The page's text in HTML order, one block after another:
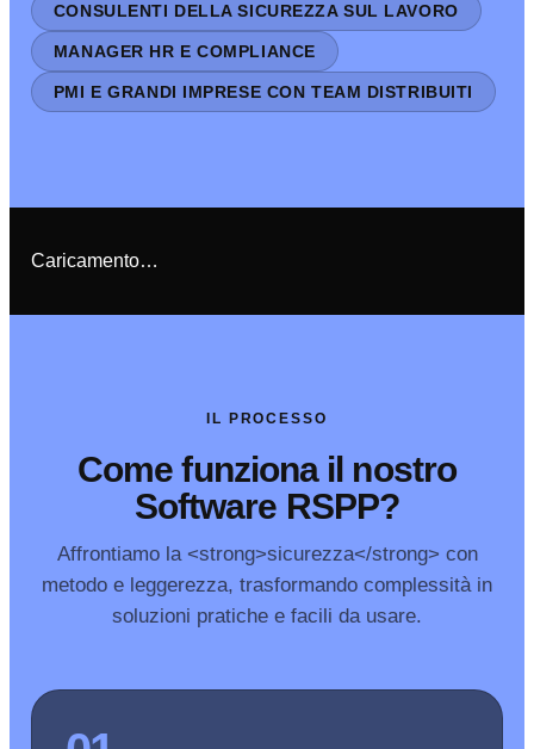
CONSULENTI DELLA SICUREZZA SUL LAVORO
MANAGER HR E COMPLIANCE
PMI E GRANDI IMPRESE CON TEAM DISTRIBUITI
Caricamento…
IL PROCESSO
Come funziona il nostro
Software RSPP?
Affrontiamo la <strong>sicurezza</strong> con
metodo e leggerezza, trasformando complessità in
soluzioni pratiche e facili da usare.